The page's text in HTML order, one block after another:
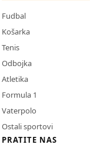
Fudbal
Košarka
Tenis
Odbojka
Atletika
Formula 1
Vaterpolo
Ostali sportovi
PRATITE NAS